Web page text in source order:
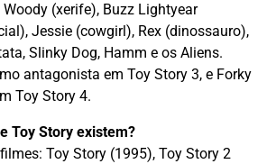
(xerife), Buzz Lightyear
Jessie (cowgirl), Rex (dinossauro),
Slinky Dog, Hamm e os Aliens.
antagonista em Toy Story 3, e Forky
Toy Story 4.
Toy Story existem?
Toy Story (1995), Toy Story 2